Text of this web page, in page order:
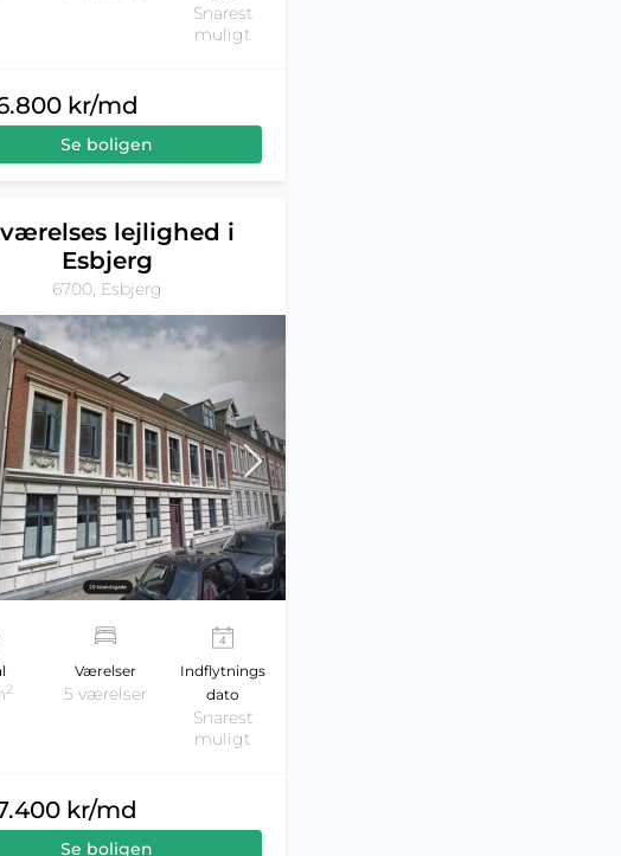
Snarest
muligt
kr/md
Se boligen
lejlighed i
Esbjerg
6700, Esbjerg
2
Værelser
5 værelser
Indflytnings
dato
Snarest
muligt
kr/md
Se boligen